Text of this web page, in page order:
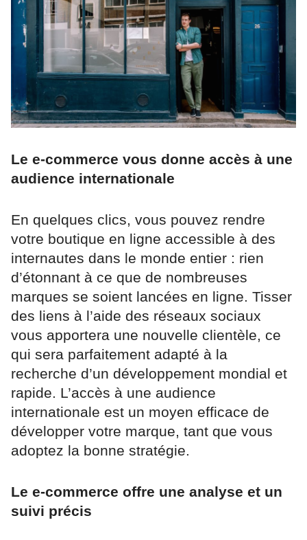
Le e-commerce vous donne accès à une
audience internationale
En quelques clics, vous pouvez rendre
votre boutique en ligne accessible à des
internautes dans le monde entier : rien
d’étonnant à ce que de nombreuses
marques se soient lancées en ligne. Tisser
des liens à l’aide des réseaux sociaux
vous apportera une nouvelle clientèle, ce
qui sera parfaitement adapté à la
recherche d’un développement mondial et
rapide. L’accès à une audience
internationale est un moyen efficace de
développer votre marque, tant que vous
adoptez la bonne stratégie.
Le e-commerce offre une analyse et un
suivi précis